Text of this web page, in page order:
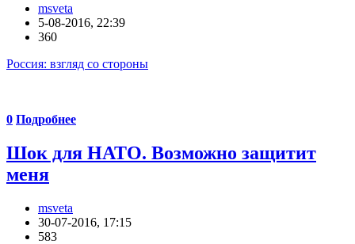
msveta
5-08-2016, 22:39
360
Россия: взгляд со стороны
0 Подробнее
Шок для НАТО. Возможно защитит
меня
msveta
30-07-2016, 17:15
583